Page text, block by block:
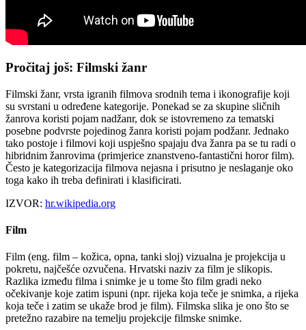
Pročitaj još: Filmski žanr
Filmski žanr, vrsta igranih filmova srodnih tema i ikonografije koji
su svrstani u određene kategorije. Ponekad se za skupine sličnih
žanrova koristi pojam nadžanr, dok se istovremeno za tematski
posebne podvrste pojedinog žanra koristi pojam podžanr. Jednako
tako postoje i filmovi koji uspješno spajaju dva žanra pa se tu radi o
hibridnim žanrovima (primjerice znanstveno-fantastični horor film).
Često je kategorizacija filmova nejasna i prisutno je neslaganje oko
toga kako ih treba definirati i klasificirati.
IZVOR: hr.wikipedia.org
Film
Film (eng. film – kožica, opna, tanki sloj) vizualna je projekcija u
pokretu, najčešće ozvučena. Hrvatski naziv za film je slikopis.
Razlika između filma i snimke je u tome što film gradi neko
očekivanje koje zatim ispuni (npr. rijeka koja teče je snimka, a rijeka
koja teče i zatim se ukaže brod je film). Filmska slika je ono što se
pretežno razabire na temelju projekcije filmske snimke.